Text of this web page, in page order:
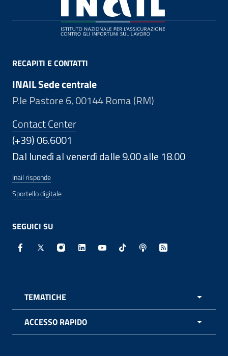
RECAPITI E CONTATTI
INAIL Sede centrale
P.le Pastore 6, 00144 Roma (RM)
Contact Center
(+39) 06.6001
Dal lunedì al venerdì dalle 9.00 alle 18.00
Inail risponde
Sportello digitale
SEGUICI SU
Facebook - Sito esterno - Apertura in nuova finestra
X - Sito esterno - Apertura in nuova finestra
Instagram - Sito esterno - Apertura in
Linkedin - Sito esterno - Apertura in
Youtube - Sito esterno -
TikTok - Sito esterno -
Spreaker - Sito
Feed RSS -
TEMATICHE
ACCESSO RAPIDO